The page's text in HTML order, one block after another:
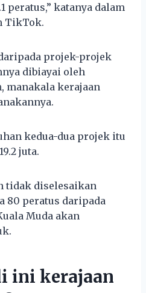
peratus,” katanya dalam
TikTok.
projek-projek
dibiayai oleh
manakala kerajaan
kedua-dua projek itu
juta.
tidak diselesaikan
80 peratus daripada
Muda akan
ini kerajaan